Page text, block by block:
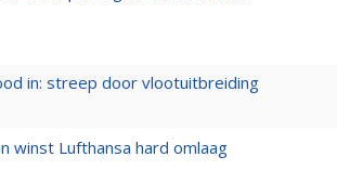
in: streep door vlootuitbreiding
winst Lufthansa hard omlaag